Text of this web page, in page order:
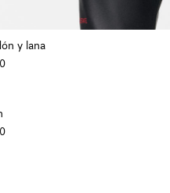
y lana